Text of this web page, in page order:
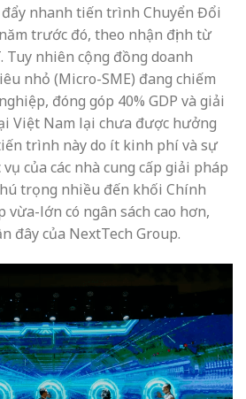
nhanh tiến trình Chuyển Đổi
trước đó, theo nhận định từ
Tuy nhiên cộng đồng doanh
nhỏ (Micro-SME) đang chiếm
đóng góp 40% GDP và giải
Việt Nam lại chưa được hưởng
trình này do ít kinh phí và sự
của các nhà cung cấp giải pháp
trọng nhiều đến khối Chính
vừa-lớn có ngân sách cao hơn,
đây của NextTech Group.